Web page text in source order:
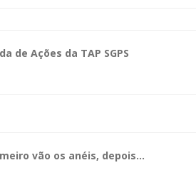
de Ações da TAP SGPS
vão os anéis, depois…